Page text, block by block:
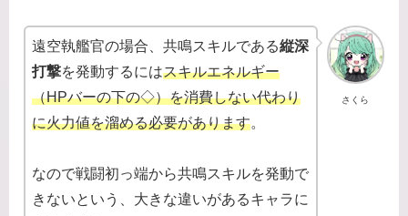
さくら
遠空執艦官の場合、共鳴スキルである縦深
打撃を発動するにはスキルエネルギー
（HPバーの下の◇）を消費しない代わり
に火力値を溜める必要があります。
なので戦闘初っ端から共鳴スキルを発動で
きないという、大きな違いがあるキャラに